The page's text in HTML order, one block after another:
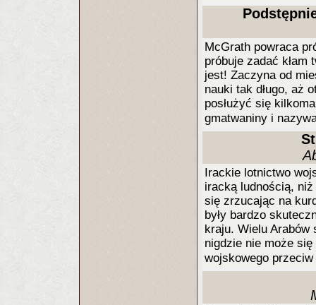
McGrath powraca
próbuje zadać kłam
jest! Zaczyna od
nauki tak długo, aż
posłużyć się
gmatwaniny i
Irackie lotnictwo
iracką ludnością,
się zrzucając na
były bardzo
kraju. Wielu Arabów
nigdzie nie może
wojskowego